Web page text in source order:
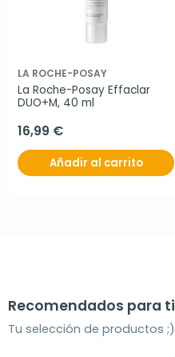
LA ROCHE-POSAY
La Roche-Posay Effaclar
DUO+M, 40 ml
16,99 €
Añadir al carrito
Recomendados para ti
Tu selección de productos ;)